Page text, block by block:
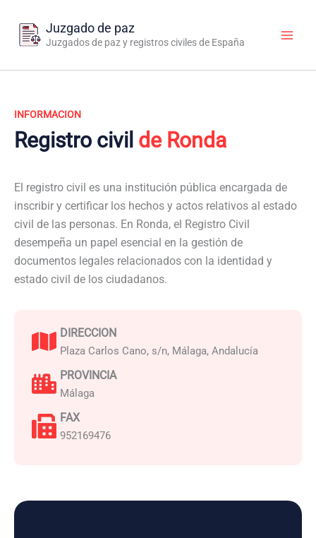
contenido
Juzgado de paz
Juzgados de paz y registros civiles de España
INFORMACION
Registro civil de Ronda
El registro civil es una institución pública encargada de
inscribir y certificar los hechos y actos relativos al estado
civil de las personas. En Ronda, el Registro Civil
desempeña un papel esencial en la gestión de
documentos legales relacionados con la identidad y
estado civil de los ciudadanos.
DIRECCION
Plaza Carlos Cano, s/n, Málaga, Andalucía
PROVINCIA
Málaga
FAX
952169476